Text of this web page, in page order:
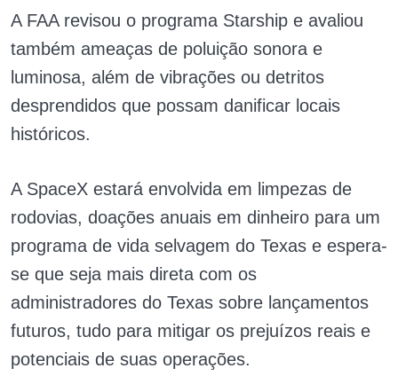
A FAA revisou o programa Starship e avaliou
também ameaças de poluição sonora e
luminosa, além de vibrações ou detritos
desprendidos que possam danificar locais
históricos.
A SpaceX estará envolvida em limpezas de
rodovias, doações anuais em dinheiro para um
programa de vida selvagem do Texas e espera-
se que seja mais direta com os
administradores do Texas sobre lançamentos
futuros, tudo para mitigar os prejuízos reais e
potenciais de suas operações.